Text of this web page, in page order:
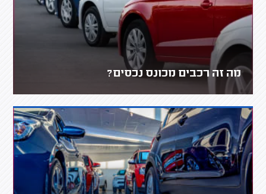
מה זה רכבים מכונס נכסים?